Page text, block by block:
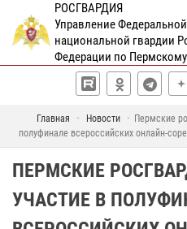
РОСГВАРДИЯ
Управление
национальной гвардии
Федерации по
Главная Новости
Пермские
полуфинале всероссийских онлайн-
ПЕРМСКИЕ
УЧАСТИЕ В